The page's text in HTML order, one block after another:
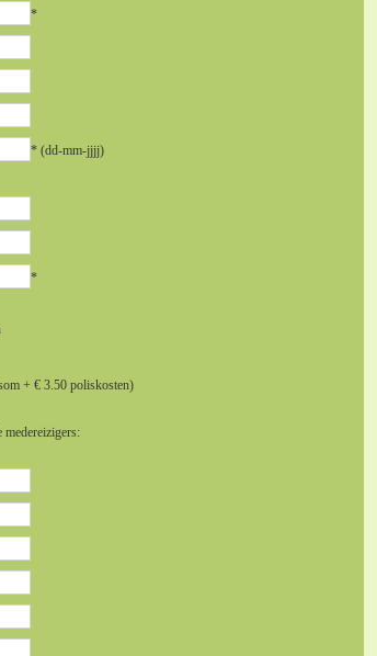
*
* (dd-mm-jjjj)
*
+ € 3.50 poliskosten)
medereizigers: